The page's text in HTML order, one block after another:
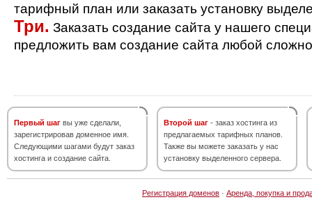
тарифный план или заказать установку
Три. Заказать создание сайта у нашего
предложить вам создание сайта любой
Первый шаг вы уже сделали,
зарегистрировав доменное имя.
Следующими шагами будут заказ
хостинга и создание сайта.
Второй шаг - заказ хостинга из
предлагаемых тарифных планов.
Также вы можете заказать у нас
установку выделенного сервера.
Регистрация доменов · Аренда, покупка и